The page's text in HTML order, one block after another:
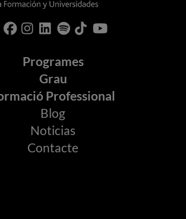
Programes
Grau
Professional
Blog
Noticias
Contacte